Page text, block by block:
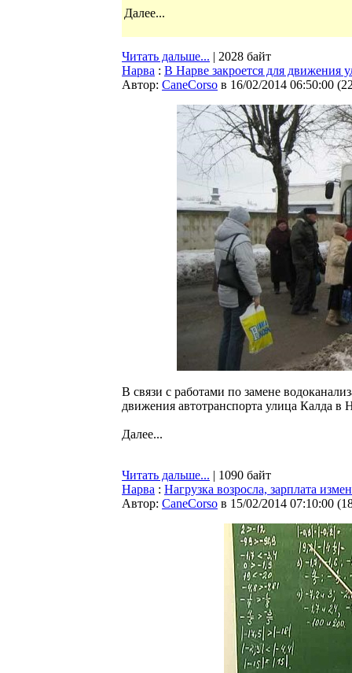
Далее...
Читать дальше... | 2028 байт
Нарва : В Нарве закроется для движения
Автор: CaneCorso в 16/02/2014 06:50:00 (
В связи с работами по замене
движения автотранспорта улица Калда в
Далее...
Читать дальше... | 1090 байт
Нарва : Нагрузка возросла, зарплата
Автор: CaneCorso в 15/02/2014 07:10:00 (